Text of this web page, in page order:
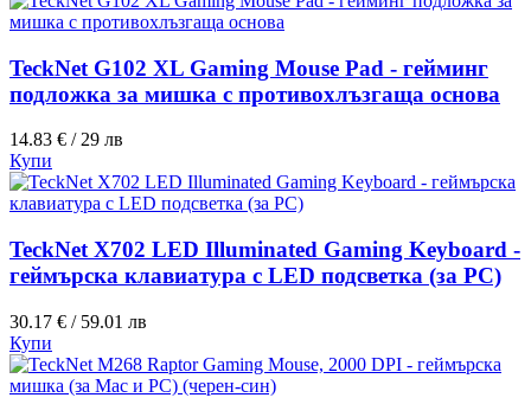
TeckNet G102 XL Gaming Mouse Pad - гейминг
подложка за мишка с противохлъзгаща основа
14.83 € / 29 лв
Купи
TeckNet X702 LED Illuminated Gaming Keyboard -
геймърска клавиатура с LED подсветка (за PC)
30.17 € / 59.01 лв
Купи